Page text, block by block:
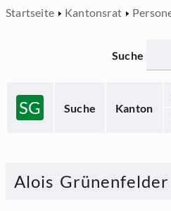
Startseite Kantonsrat
SG Suche Kanton
Suche
Alois Grünenfelder